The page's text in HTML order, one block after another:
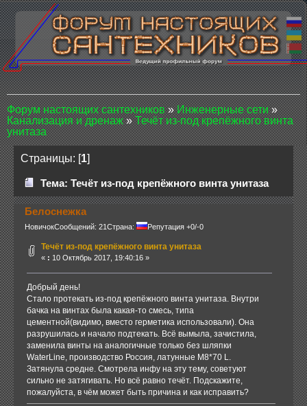
Форум настоящих сантехников»Инженерные сети»
Канализация и дренаж»Течёт из-под крепёжного винта
унитаза
Страницы: [1]
Тема: Течёт из-под крепёжного винта унитаза
Белоснежка
НовичокСообщений: 21 Страна: Репутация +0/-0
Течёт из-под крепёжного винта унитаза
« : 10 Октябрь 2017, 19:40:16 »
Добрый день!
Стало протекать из-под крепёжного винта унитаза. Внутри
бачка на винтах была какая-то смесь, типа
цементной(видимо, вместо герметика использовали). Она
разрушилась и начало подтекать. Всё вымыла, зачистила,
заменила винты на аналогичные только без шляпки
WaterLine, производство Россия, латунные М8*70 L.
Затянула средне. Смотрела инфу на эту тему, советуют
сильно не затягивать. Но всё равно течёт. Подскажите,
пожалуйста, в чём может быть причина и как исправить?